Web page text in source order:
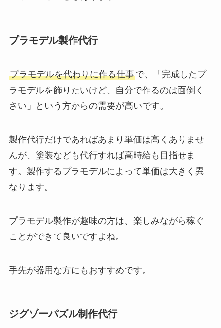
プラモデル製作代行
プラモデルを代わりに作る仕事で、「完成したプ
ラモデルを飾りたいけど、自分で作るのは面倒く
さい」という方からの需要が高いです。
製作代行だけであればあまり単価は高くありませ
んが、塗装なども代行すれば高時給も目指せま
す。製作するプラモデルによって単価は大きく異
なります。
プラモデル製作が趣味の方は、楽しみながら稼ぐ
ことができて良いですよね。
手先が器用な方にもおすすめです。
ジグゾーパズル制作代行